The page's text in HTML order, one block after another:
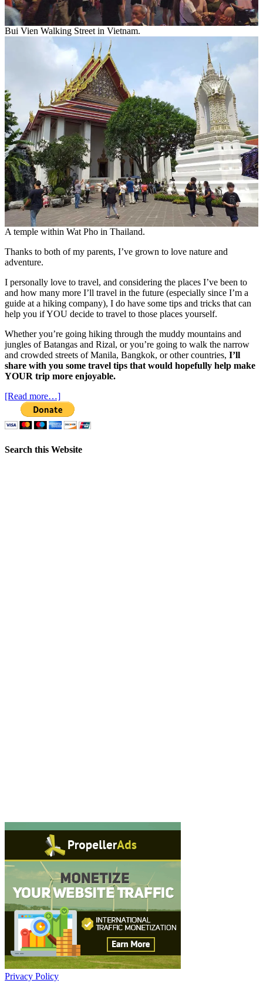
Bui Vien Walking Street in Vietnam.
A temple within Wat Pho in Thailand.
Thanks to both of my parents, I’ve grown to love nature and
adventure.
I personally love to travel, and considering the places I’ve been to
and how many more I’ll travel in the future (especially since I’m a
guide at a hiking company), I do have some tips and tricks that can
help you if YOU decide to travel to those places yourself.
Whether you’re going hiking through the muddy mountains and
jungles of Batangas and Rizal, or you’re going to walk the narrow
and crowded streets of Manila, Bangkok, or other countries, I’ll
share with you some travel tips that would hopefully help make
YOUR trip more enjoyable.
[Read more…]
Search this Website
Privacy Policy